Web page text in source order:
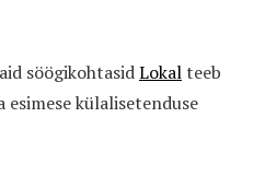
söögikohtasidLokalteeb
esimese külalisetenduse